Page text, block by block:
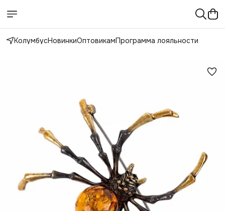
КолумбусНовинкиОптовикамПрограмма лояльности